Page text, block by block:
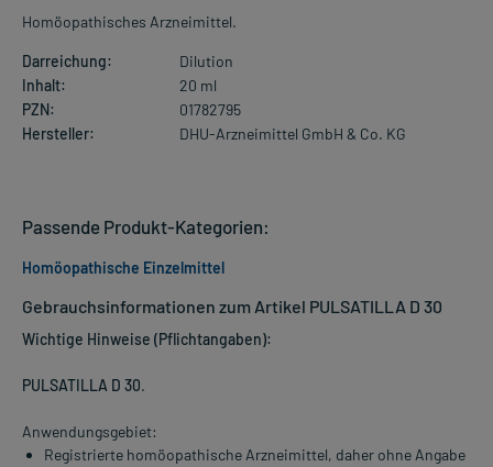
Homöopathisches Arzneimittel.
Darreichung:
Dilution
Inhalt:
20 ml
PZN:
01782795
Hersteller:
DHU-Arzneimittel GmbH & Co. KG
Gebrauchsinformationen zum Artikel PULSATILLA D 30
Wichtige Hinweise (Pflichtangaben):
PULSATILLA D 30.
Anwendungsgebiet:
Registrierte homöopathische Arzneimittel, daher ohne Angabe
Passende Produkt-Kategorien:
Homöopathische Einzelmittel